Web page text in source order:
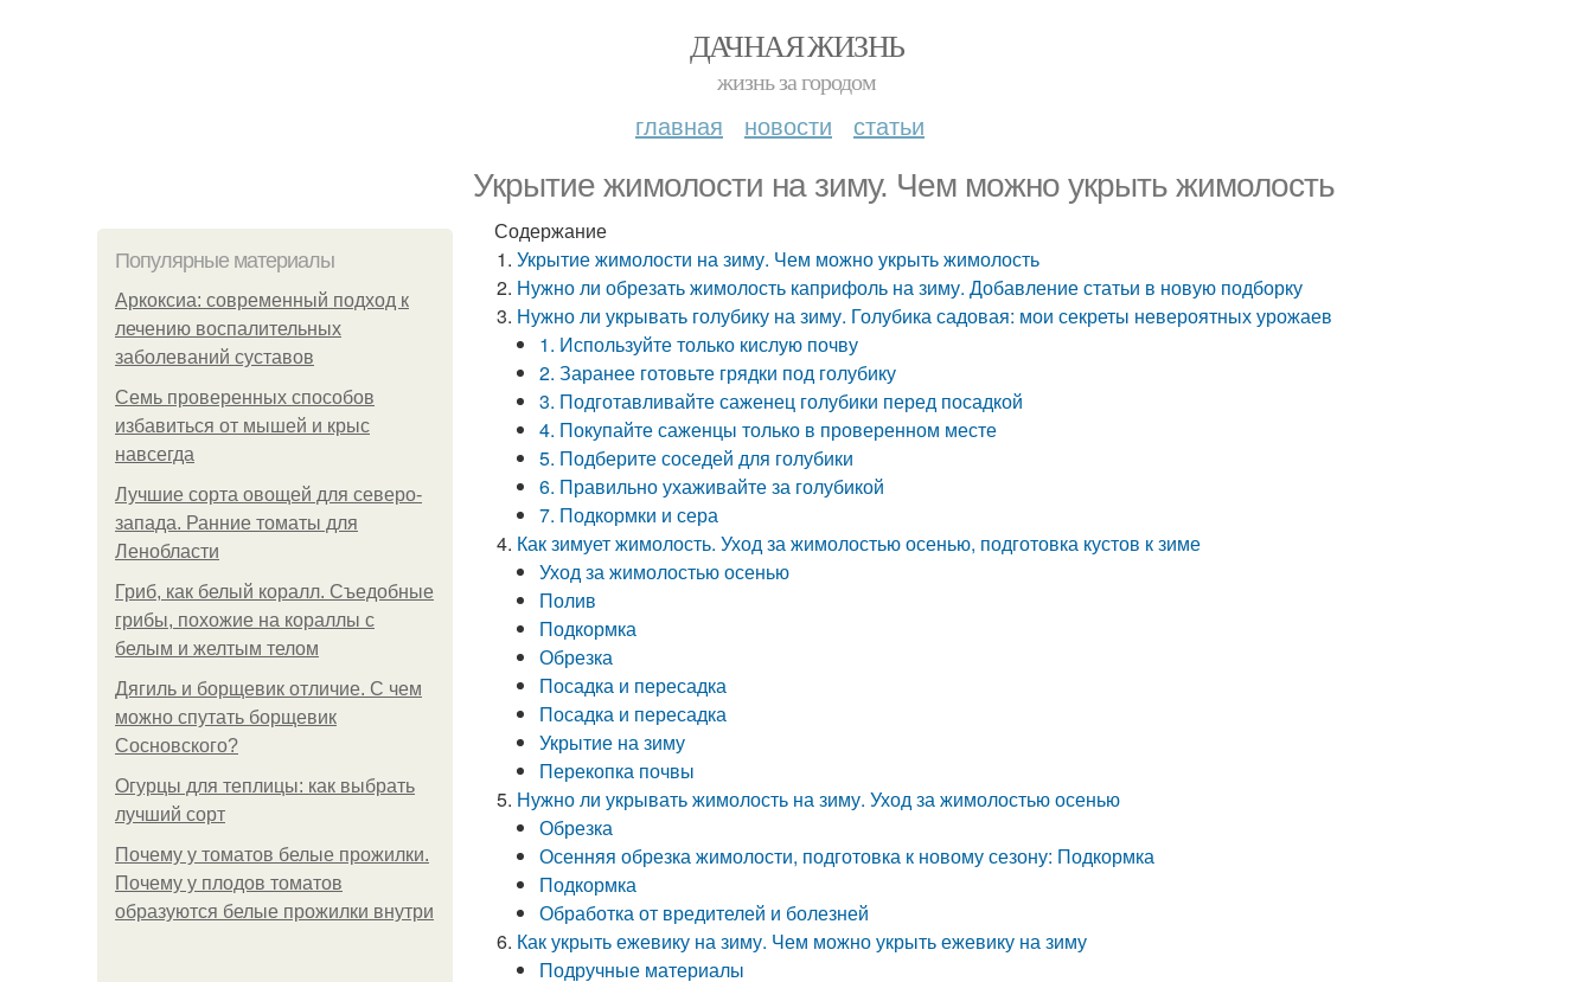
ДАЧНАЯ ЖИЗНЬ
жизнь за городом
главная новости статьи
Укрытие жимолости на зиму. Чем можно укрыть жимолость
Популярные материалы
Аркоксиа: современный подход к
лечению воспалительных
заболеваний суставов
Семь проверенных способов
избавиться от мышей и крыс
навсегда
Лучшие сорта овощей для северо-
запада. Ранние томаты для
Ленобласти
Гриб, как белый коралл. Съедобные
грибы, похожие на кораллы с
белым и желтым телом
Дягиль и борщевик отличие. С чем
можно спутать борщевик
Сосновского?
Огурцы для теплицы: как выбрать
лучший сорт
Почему у томатов белые прожилки.
Почему у плодов томатов
образуются белые прожилки внутри
Содержание
Укрытие жимолости на зиму. Чем можно укрыть жимолость
Нужно ли обрезать жимолость каприфоль на зиму. Добавление статьи в новую подборку
Нужно ли укрывать голубику на зиму. Голубика садовая: мои секреты невероятных урожаев
1. Используйте только кислую почву
2. Заранее готовьте грядки под голубику
3. Подготавливайте саженец голубики перед посадкой
4. Покупайте саженцы только в проверенном месте
5. Подберите соседей для голубики
6. Правильно ухаживайте за голубикой
7. Подкормки и сера
Как зимует жимолость. Уход за жимолостью осенью, подготовка кустов к зиме
Уход за жимолостью осенью
Полив
Подкормка
Обрезка
Посадка и пересадка
Посадка и пересадка
Укрытие на зиму
Перекопка почвы
Нужно ли укрывать жимолость на зиму. Уход за жимолостью осенью
Обрезка
Осенняя обрезка жимолости, подготовка к новому сезону: Подкормка
Подкормка
Обработка от вредителей и болезней
Как укрыть ежевику на зиму. Чем можно укрыть ежевику на зиму
Подручные материалы